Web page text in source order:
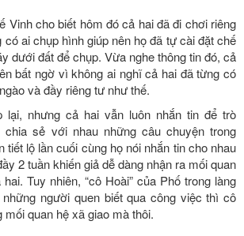
Vinh cho biết hôm đó cả hai đã đi chơi riêng
ai chụp hình giúp nên họ đã tự cài đặt chế
dưới đất để chụp. Vừa nghe thông tin đó, cả
bất ngờ vì không ai nghĩ cả hai đã từng có
và đầy riêng tư như thế.
lại, nhưng cả hai vẫn luôn nhắn tin để trò
chia sẻ với nhau những câu chuyện trong
tiết lộ lần cuối cùng họ nói nhắn tin cho nhau
2 tuần khiến giả dễ dàng nhận ra mối quan
Tuy nhiên, “cô Hoài” của Phố trong làng
người quen biết qua công việc thì cô
quan hệ xã giao mà thôi.